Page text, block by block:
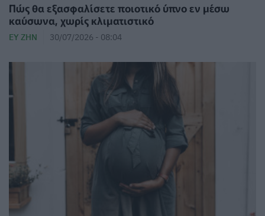
Πώς θα εξασφαλίσετε ποιοτικό ύπνο εν μέσω
καύσωνα, χωρίς κλιματιστικό
ΕΥ ΖΗΝ 30/07/2026 - 08:04